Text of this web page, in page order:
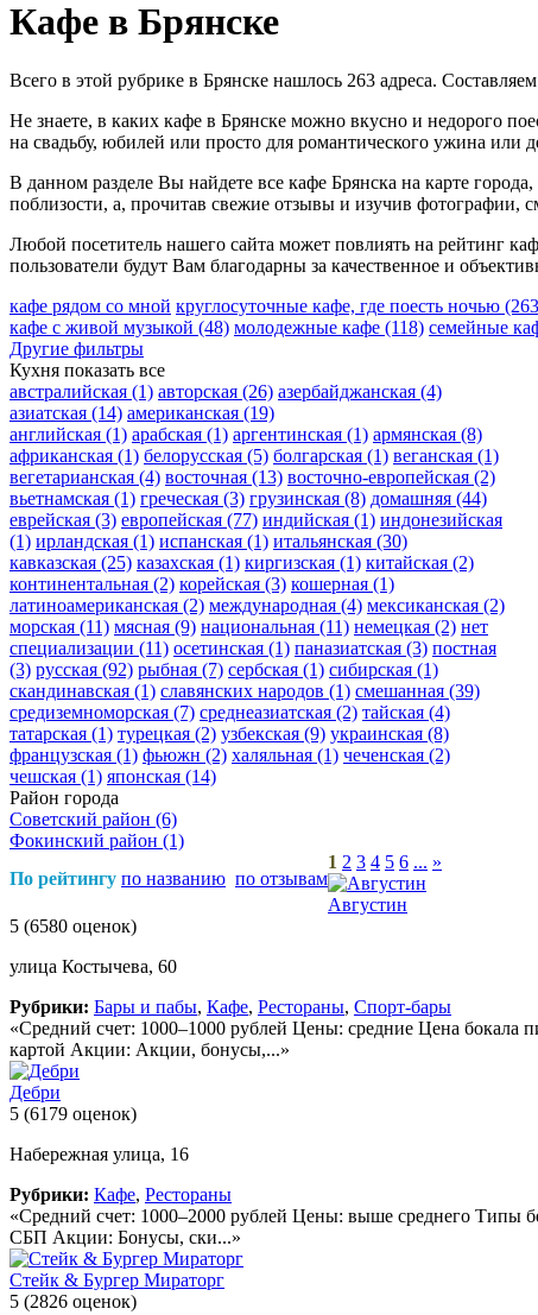
Кафе в Брянске
Всего в этой рубрике в Брянске нашлось 263 адреса.
Не знаете, в каких кафе в Брянске можно вкусно и недорого
на свадьбу, юбилей или просто для романтического ужина или
В данном разделе Вы найдете все кафе Брянска на карте
поблизости, а, прочитав свежие отзывы и изучив фотографии,
Любой посетитель нашего сайта может повлиять на рейтинг
пользователи будут Вам благодарны за качественное и
кафе рядом со мной круглосуточные кафе, где поесть ночью
кафе с живой музыкой (48) молодежные кафе (118) семейные
Другие фильтры
Кухня показать все
австралийская (1) авторская (26) азербайджанская (4)
азиатская (14) американская (19)
английская (1) арабская (1) аргентинская (1) армянская (8)
африканская (1) белорусская (5) болгарская (1) веганская (1)
вегетарианская (4) восточная (13) восточно-европейская (2)
вьетнамская (1) греческая (3) грузинская (8) домашняя (44)
еврейская (3) европейская (77) индийская (1) индонезийская
(1) ирландская (1) испанская (1) итальянская (30)
кавказская (25) казахская (1) киргизская (1) китайская (2)
континентальная (2) корейская (3) кошерная (1)
латиноамериканская (2) международная (4) мексиканская (2)
морская (11) мясная (9) национальная (11) немецкая (2) нет
специализации (11) осетинская (1) паназиатская (3) постная
(3) русская (92) рыбная (7) сербская (1) сибирская (1)
скандинавская (1) славянских народов (1) смешанная (39)
средиземноморская (7) среднеазиатская (2) тайская (4)
татарская (1) турецкая (2) узбекская (9) украинская (8)
французская (1) фьюжн (2) халяльная (1) чеченская (2)
чешская (1) японская (14)
Район города
Советский район (6)
Фокинский район (1)
По рейтингу по названию по отзывам
1 2 3 4 5 6 ... »
Августин
5 (6580 оценок)
улица Костычева, 60
Рубрики: Бары и пабы, Кафе, Рестораны, Спорт-бары
«Средний счет: 1000–1000 рублей Цены: средние Цена бокала
картой Акции: Акции, бонусы,...»
Дебри
5 (6179 оценок)
Набережная улица, 16
Рубрики: Кафе, Рестораны
«Средний счет: 1000–2000 рублей Цены: выше среднего Типы
СБП Акции: Бонусы, ски...»
Стейк & Бургер Мираторг
5 (2826 оценок)